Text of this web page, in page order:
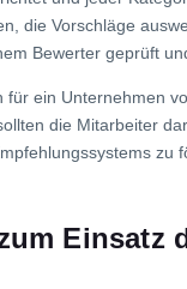
die Vorschläge
Bewerter geprüft
für ein Unternehmen
die Mitarbeiter
Einsatz